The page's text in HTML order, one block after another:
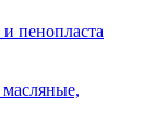
пенопласта